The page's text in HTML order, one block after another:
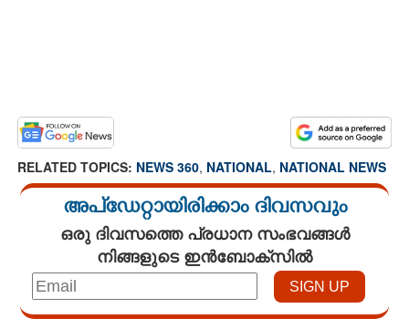
RELATED TOPICS: NEWS 360, NATIONAL, NATIONAL NEWS
അപ്ഡേറ്റായിരിക്കാം ദിവസവും
ഒരു ദിവസത്തെ പ്രധാന സംഭവങ്ങൾ
നിങ്ങളുടെ ഇൻബോക്സിൽ